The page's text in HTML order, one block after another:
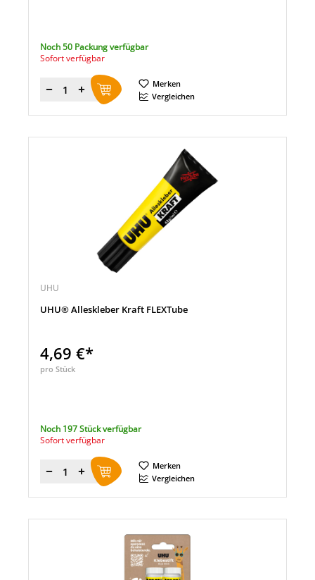
Noch 50 Packung verfügbar
Sofort verfügbar
Menge
Merken
Vergleichen
UHU
UHU® Alleskleber Kraft FLEXTube
4,69 €*
pro Stück
Noch 197 Stück verfügbar
Sofort verfügbar
Menge
Merken
Vergleichen